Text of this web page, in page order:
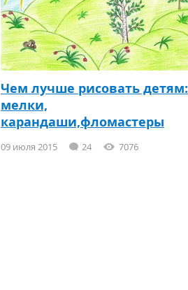
Чем лучше рисовать детям:
мелки,
карандаши,фломастеры
09 июля 2015 24 7076